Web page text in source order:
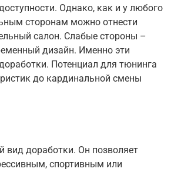
Однако, как и у любого
сторонам можно отнести
салон. Слабые стороны –
дизайн. Именно эти
Потенциал для тюнинга
до кардинальной смены
доработки. Он позволяет
спортивным или